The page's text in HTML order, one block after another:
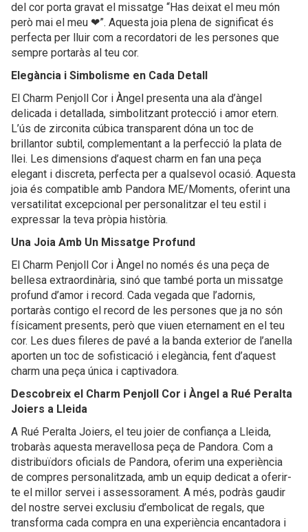
del cor porta gravat el missatge “Has deixat el meu món
però mai el meu ❤”. Aquesta joia plena de significat és
perfecta per lluir com a recordatori de les persones que
sempre portaràs al teu cor.
Elegància i Simbolisme en Cada Detall
El Charm Penjoll Cor i Àngel presenta una ala d’àngel
delicada i detallada, simbolitzant protecció i amor etern.
L’ús de zirconita cúbica transparent dóna un toc de
brillantor subtil, complementant a la perfecció la plata de
llei. Les dimensions d’aquest charm en fan una peça
elegant i discreta, perfecta per a qualsevol ocasió. Aquesta
joia és compatible amb Pandora ME/Moments, oferint una
versatilitat excepcional per personalitzar el teu estil i
expressar la teva pròpia història.
Una Joia Amb Un Missatge Profund
El Charm Penjoll Cor i Àngel no només és una peça de
bellesa extraordinària, sinó que també porta un missatge
profund d’amor i record. Cada vegada que l’adornis,
portaràs contigo el record de les persones que ja no són
físicament presents, però que viuen eternament en el teu
cor. Les dues fileres de pavé a la banda exterior de l’anella
aporten un toc de sofisticació i elegància, fent d’aquest
charm una peça única i captivadora.
Descobreix el Charm Penjoll Cor i Àngel a Rué Peralta
Joiers a Lleida
A Rué Peralta Joiers, el teu joier de confiança a Lleida,
trobaràs aquesta meravellosa peça de Pandora. Com a
distribuïdors oficials de Pandora, oferim una experiència
de compres personalitzada, amb un equip dedicat a oferir-
te el millor servei i assessorament. A més, podràs gaudir
del nostre servei exclusiu d’embolicat de regals, que
transforma cada compra en una experiència encantadora i